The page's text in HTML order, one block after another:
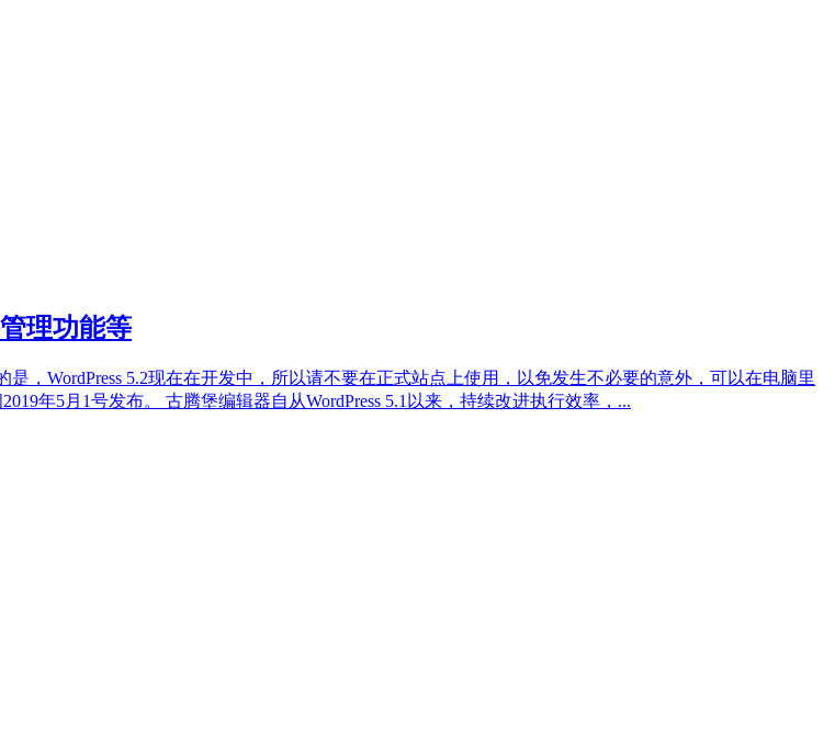
理功能等
是，WordPress 5.2现在在开发中，所以请不要在正式站点上使用，以免发生不必要的意外，可以在电脑里
年5月1号发布。 古腾堡编辑器自从WordPress 5.1以来，持续改进执行效率，...